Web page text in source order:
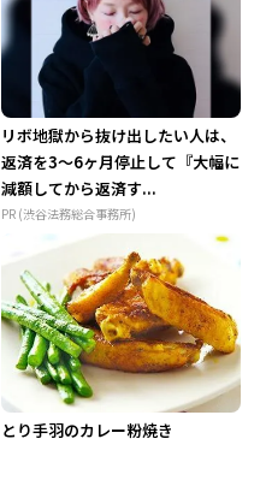
リボ地獄から抜け出したい人は、
返済を3～6ヶ月停止して『大幅に
減額してから返済す...
PR (渋谷法務総合事務所)
とり手羽のカレー粉焼き